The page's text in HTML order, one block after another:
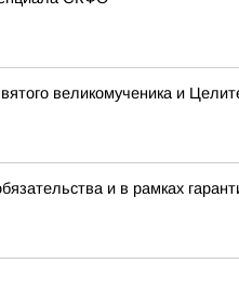
великомученика и
и в рамках